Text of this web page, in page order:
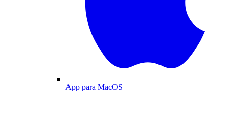
App para MacOS